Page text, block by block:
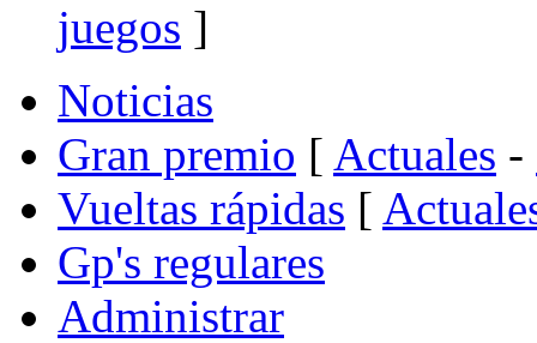
juegos ]
Noticias
Gran premio [ Actuales -
Vueltas rápidas [
Gp's regulares
Administrar